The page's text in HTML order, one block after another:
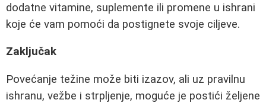
dodatne vitamine, suplemente ili promene u ishrani
koje će vam pomoći da postignete svoje ciljeve.
Zaključak
Povećanje težine može biti izazov, ali uz pravilnu
ishranu, vežbe i strpljenje, moguće je postići željene